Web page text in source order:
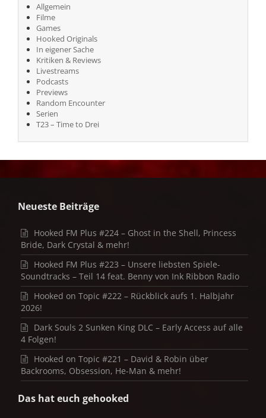
Allgemein
Filme
Games
Hooked Originals
In eigener Sache
Kritiken & Reviews
Livestreams
Podcasts
Previews
Random Encounter
Serien
T23 – Time to Drei
Neueste Beiträge
Hooked FM Plus #224 – Ghost in the Shell, Princess
Bride, Dark Crystal & mehr!
Hooked FM Plus #223 – Unsere liebsten Spiele-
Soundtracks – Teil 14 feat. Benny von Ink Ribbon Radio
Hooked on Topic #222 – Rückblick aufs 1. Halbjahr
2026!
Dark Souls 2 Sunken King DLC – Early Access auf alle
4 Folgen!
Hooked on Topic #221 – David & Robin über
Backrooms, Obsession, He-Man & mehr!
Das hat euch gehooked